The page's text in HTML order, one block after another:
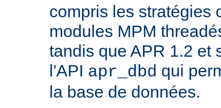
compris les stratégies
modules MPM
tandis que APR 1.2 et
l'API apr_dbd qui
la base de données.